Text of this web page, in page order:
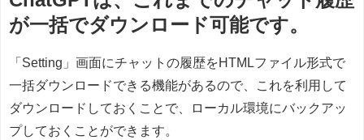
が一括でダウンロード可能です。
「Setting」画面にチャットの履歴をHTMLファイル形式で
一括ダウンロードできる機能があるので、これを利用して
ダウンロードしておくことで、ローカル環境にバックアッ
プしておくことができます。